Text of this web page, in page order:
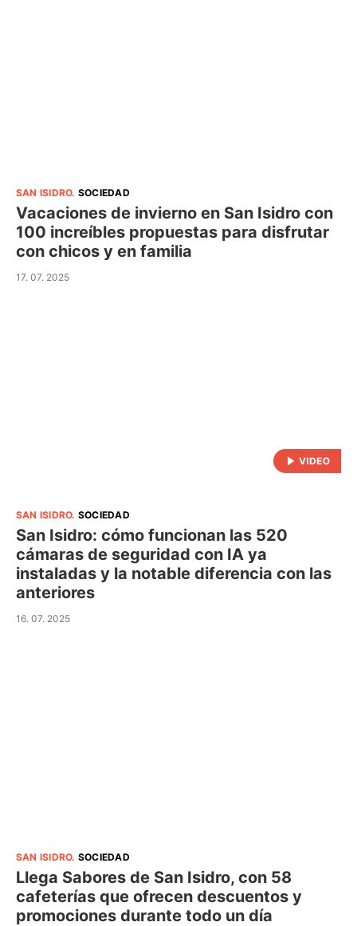
SAN ISIDRO. SOCIEDAD
Vacaciones de invierno en San Isidro con
100 increíbles propuestas para disfrutar
con chicos y en familia
17. 07. 2025
SAN ISIDRO. SOCIEDAD
San Isidro: cómo funcionan las 520
cámaras de seguridad con IA ya
instaladas y la notable diferencia con las
anteriores
16. 07. 2025
SAN ISIDRO. SOCIEDAD
Llega Sabores de San Isidro, con 58
cafeterías que ofrecen descuentos y
promociones durante todo un día